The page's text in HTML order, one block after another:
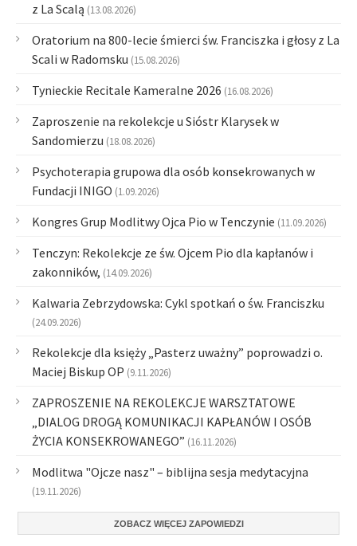
z La Scalą (13.08.2026)
Oratorium na 800-lecie śmierci św. Franciszka i głosy z La
Scali w Radomsku (15.08.2026)
Tynieckie Recitale Kameralne 2026 (16.08.2026)
Zaproszenie na rekolekcje u Sióstr Klarysek w
Sandomierzu (18.08.2026)
Psychoterapia grupowa dla osób konsekrowanych w
Fundacji INIGO (1.09.2026)
Kongres Grup Modlitwy Ojca Pio w Tenczynie (11.09.2026)
Tenczyn: Rekolekcje ze św. Ojcem Pio dla kapłanów i
zakonników, (14.09.2026)
Kalwaria Zebrzydowska: Cykl spotkań o św. Franciszku
(24.09.2026)
Rekolekcje dla księży „Pasterz uważny” poprowadzi o.
Maciej Biskup OP (9.11.2026)
ZAPROSZENIE NA REKOLEKCJE WARSZTATOWE
„DIALOG DROGĄ KOMUNIKACJI KAPŁANÓW I OSÓB
ŻYCIA KONSEKROWANEGO” (16.11.2026)
Modlitwa "Ojcze nasz" – biblijna sesja medytacyjna
(19.11.2026)
ZOBACZ WIĘCEJ ZAPOWIEDZI